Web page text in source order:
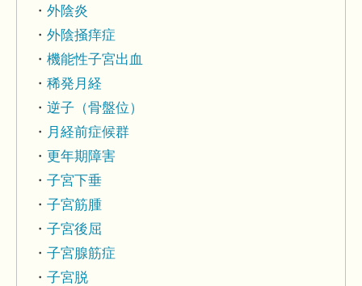
外陰炎
外陰掻痒症
機能性子宮出血
稀発月経
逆子（骨盤位）
月経前症候群
更年期障害
子宮下垂
子宮筋腫
子宮後屈
子宮腺筋症
子宮脱